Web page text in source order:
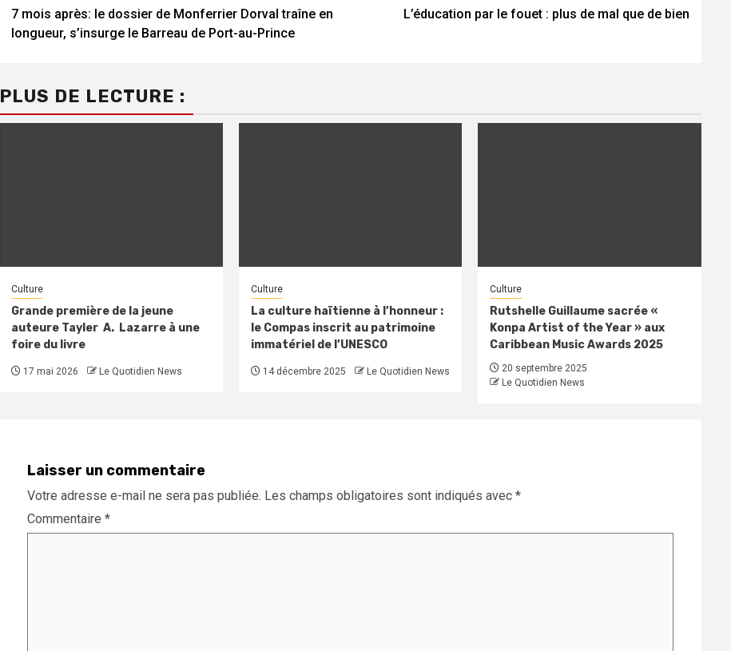
Reading
7 mois après: le dossier de Monferrier Dorval traîne en
longueur, s’insurge le Barreau de Port-au-Prince
L’éducation par le fouet : plus de mal que de bien
PLUS DE LECTURE :
Culture
Grande première de la jeune
auteure Tayler A. Lazarre à une
foire du livre
17 mai 2026 Le Quotidien News
Culture
La culture haïtienne à l’honneur :
le Compas inscrit au patrimoine
immatériel de l’UNESCO
14 décembre 2025 Le Quotidien News
Culture
Rutshelle Guillaume sacrée «
Konpa Artist of the Year » aux
Caribbean Music Awards 2025
20 septembre 2025
Le Quotidien News
Laisser un commentaire
Votre adresse e-mail ne sera pas publiée. Les champs obligatoires sont indiqués avec *
Commentaire *